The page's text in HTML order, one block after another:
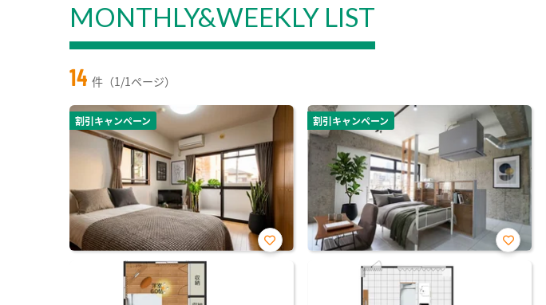
MONTHLY&WEEKLY LIST
14 件（1/1ページ）
割引キャンペーン
お気
割引キャンペーン
お気